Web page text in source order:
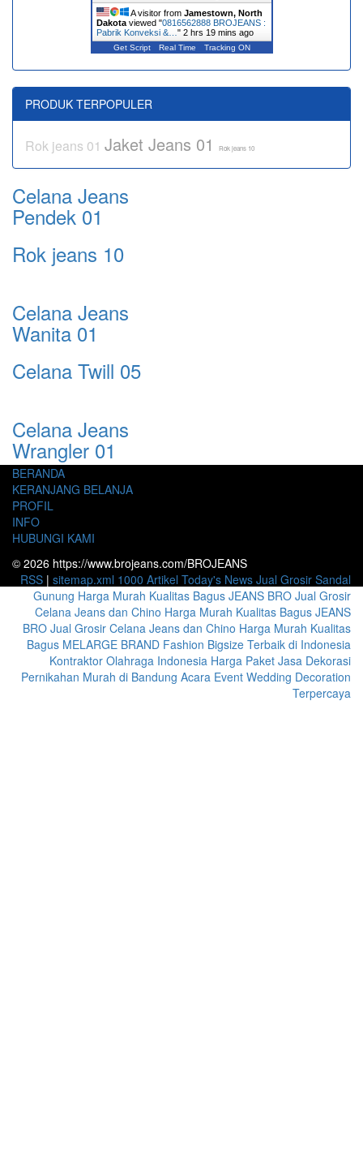
A visitor from Jamestown, North
Dakotaviewed "0816562888 BROJEANS :
Pabrik Konveksi &… " 2 hrs 19 mins ago
Get Script Real Time Tracking ON
PRODUK TERPOPULER
Rok jeans 01 Jaket Jeans 01 Rok jeans 10
Celana Jeans
Pendek 01
Rok jeans 10
Celana Jeans
Wanita 01
Celana Twill 05
Celana Jeans
Wrangler 01
BERANDA
KERANJANG BELANJA
PROFIL
INFO
HUBUNGI KAMI
© 2026 https://www.brojeans.com/BROJEANS
RSS | sitemap.xml 1000 Artikel Today's News Jual Grosir Sandal
Gunung Harga Murah Kualitas Bagus JEANS BRO Jual Grosir
Celana Jeans dan Chino Harga Murah Kualitas Bagus JEANS
BRO Jual Grosir Celana Jeans dan Chino Harga Murah Kualitas
Bagus MELARGE BRAND Fashion Bigsize Terbaik di Indonesia
Kontraktor Olahraga Indonesia Harga Paket Jasa Dekorasi
Pernikahan Murah di Bandung Acara Event Wedding Decoration
Terpercaya